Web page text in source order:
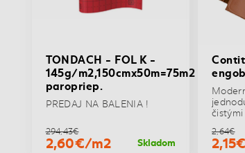
TONDACH - FOL K -
145g/m2,150cmx50m=75m2
paropriep.
PREDAJ NA BALENIA !
294,43€
2,60€/m2 Skladom
2,64€